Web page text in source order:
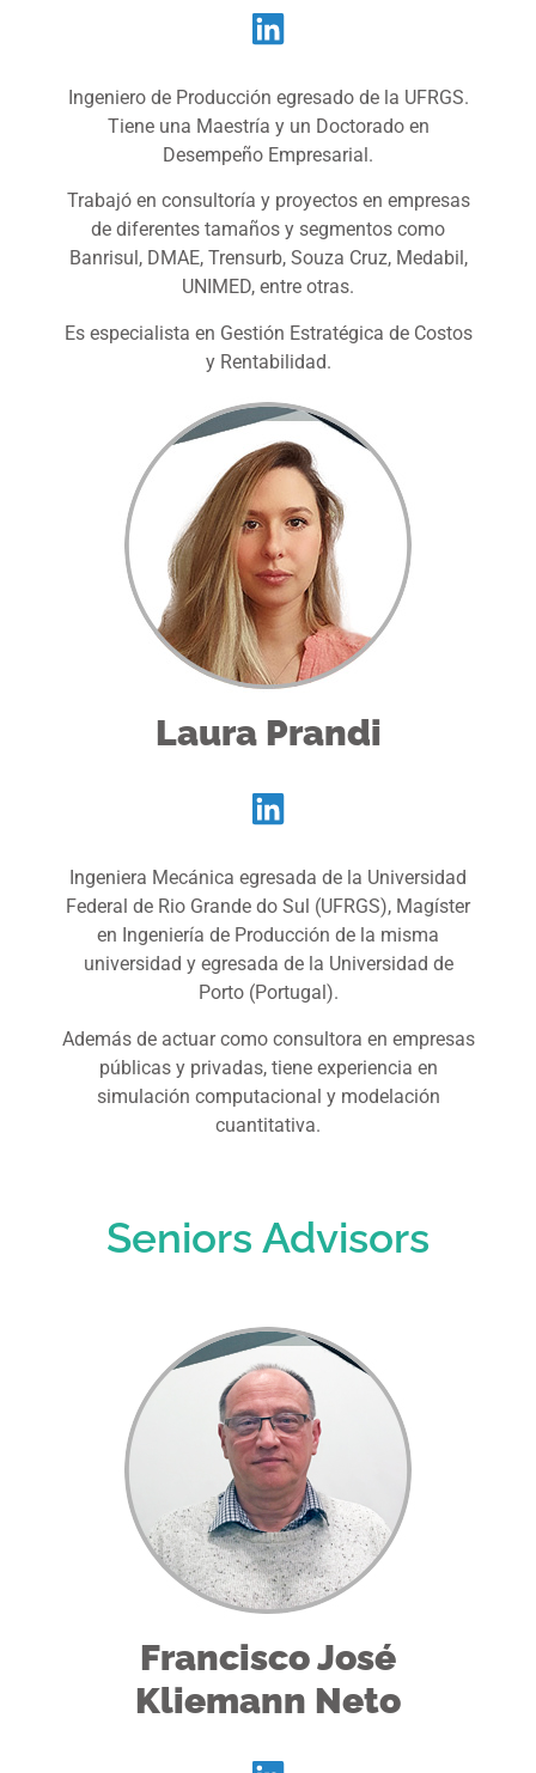
Ingeniero de Producción egresado de la UFRGS.
Tiene una Maestría y un Doctorado en
Desempeño Empresarial.
Trabajó en consultoría y proyectos en empresas
de diferentes tamaños y segmentos como
Banrisul, DMAE, Trensurb, Souza Cruz, Medabil,
UNIMED, entre otras.
Es especialista en Gestión Estratégica de Costos
y Rentabilidad.
Laura Prandi
Ingeniera Mecánica egresada de la Universidad
Federal de Rio Grande do Sul (UFRGS), Magíster
en Ingeniería de Producción de la misma
universidad y egresada de la Universidad de
Porto (Portugal).
Además de actuar como consultora en empresas
públicas y privadas, tiene experiencia en
simulación computacional y modelación
cuantitativa.
Seniors Advisors
Francisco José
Kliemann Neto